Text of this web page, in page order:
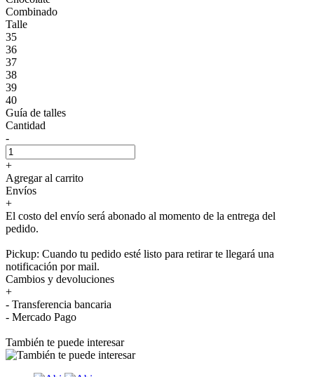
Combinado
Talle
35
36
37
38
39
40
Guía de talles
Cantidad
-
+
Agregar al carrito
Envíos
+
El costo del envío será abonado al momento de la entrega del
pedido.
Pickup: Cuando tu pedido esté listo para retirar te llegará una
notificación por mail.
Cambios y devoluciones
+
- Transferencia bancaria
- Mercado Pago
También te puede interesar